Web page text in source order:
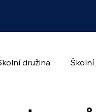
družina Školní